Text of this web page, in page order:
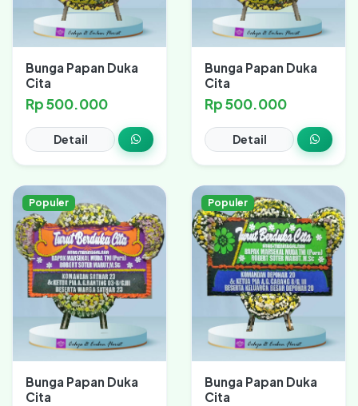
Bunga Papan Duka
Cita
Rp 500.000
Detail
Bunga Papan Duka
Cita
Rp 500.000
Detail
Populer
Bunga Papan Duka
Cita
Populer
Bunga Papan Duka
Cita